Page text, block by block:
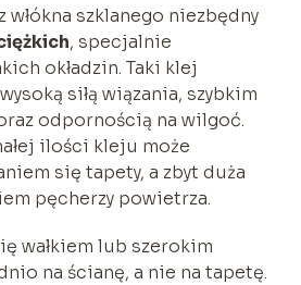
szklanego niezbędny
, specjalnie
okładzin. Taki klej
siłą wiązania, szybkim
odpornością na wilgoć.
ilości kleju może
się tapety, a zbyt duża
pęcherzy powietrza.
wałkiem lub szerokim
na ścianę, a nie na tapetę.